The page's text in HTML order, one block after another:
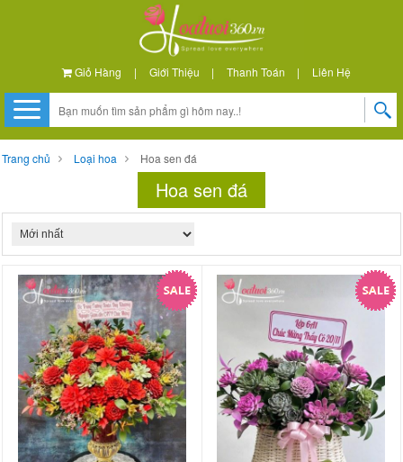
Giỏ Hàng | Giới Thiệu | Thanh Toán | Liên Hệ
Trang chủ Loại hoa Hoa sen đá
Hoa sen đá